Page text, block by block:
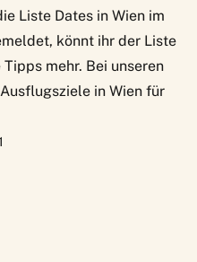
Liste Dates in Wien im
könnt ihr der Liste
mehr. Bei unseren
in Wien für